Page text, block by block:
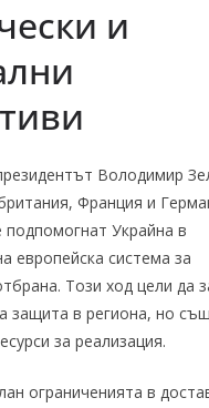
и
Володимир
Франция и
Украйна в
европейска система за
Този ход цели да
защита в региона, но
за реализация.
ограниченията в